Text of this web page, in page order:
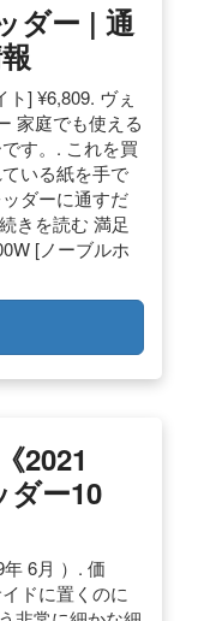
ダー | 通
] ¥6,809. ヴぇ
家庭でも使える
す。. これを買
いる紙を手で
ダーに通すだ
きを読む 満足
[ノーブルホ
2021
ダー10
6月 ）. 価
ドに置くのに